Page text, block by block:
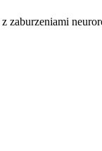
zabu­rze­nia­mi